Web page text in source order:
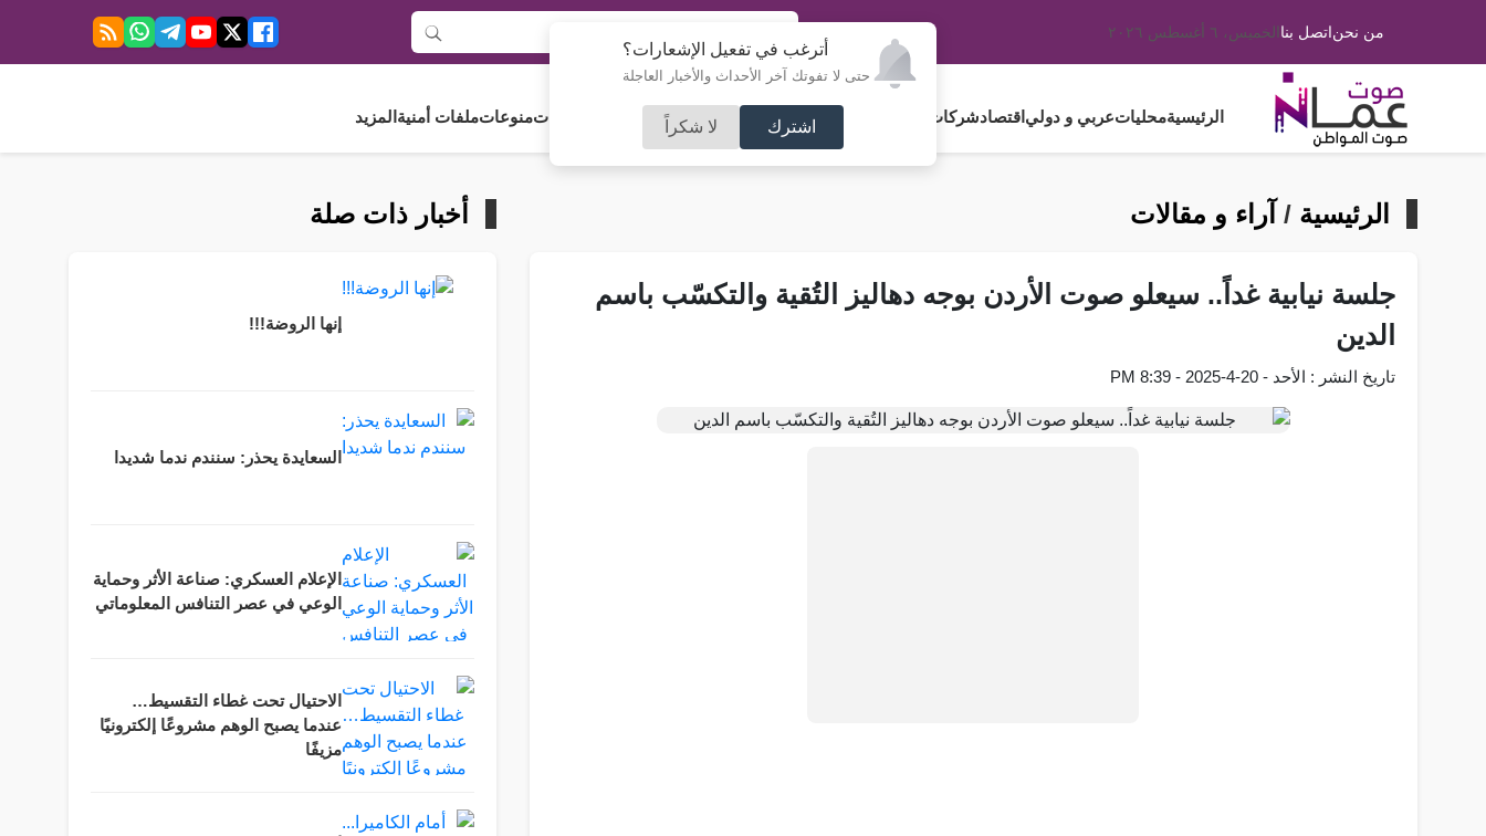
أترغب في تفعيل الإشعارات؟
حتى لا تفوتك آخر الأحداث والأخبار العاجلة
اشترك لا شكراً
من نحناتصل بناالخميس، ٦ أغسطس ٢٠٢٦
الرئيسيةمحلياتعربي و دولي اقتصادشركات و استثمار فلسطين مجلس الأمةرياضة آراء و مقالات جامعاتمنوعاتملفات أمنية المزيد
الرئيسية / آراء و مقالات
جلسة نيابية غداً.. سيعلو صوت الأردن بوجه دهاليز التُقية والتكسّب باسم
الدين
تاريخ النشر : الأحد - 20-4-2025 - 8:39 PM
أخبار ذات صلة
إنها الروضة!!!
السعايدة يحذر: سنندم ندما شديدا
الإعلام العسكري: صناعة الأثر وحماية
الوعي في عصر التنافس المعلوماتي
الاحتيال تحت غطاء التقسيط…
عندما يصبح الوهم مشروعًا إلكترونيًا
مزيفًا